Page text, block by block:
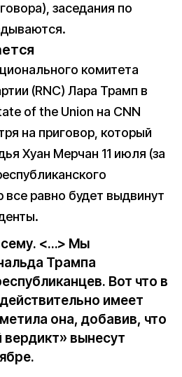
заседания по
комитета
(RNC) Лара Трамп в
of the Union на CNN
на приговор, который
Хуан Мерчан 11 июля (за
все равно будет выдвинут
<…> Мы
Трампа
Вот что в
имеет
она, добавив, что
вынесут